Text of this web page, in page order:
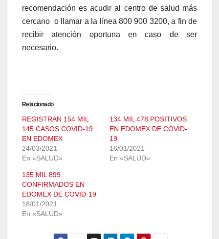
recomendación es acudir al centro de salud más
cercano o llamar a la línea 800 900 3200, a fin de
recibir atención oportuna en caso de ser
necesario.
Relacionado
REGISTRAN 154 MIL
145 CASOS COVID-19
EN EDOMEX
24/03/2021
En «SALUD»
134 MIL 478 POSITIVOS
EN EDOMEX DE COVID-
19
16/01/2021
En «SALUD»
135 MIL 899
CONFIRMADOS EN
EDOMEX DE COVID-19
18/01/2021
En «SALUD»